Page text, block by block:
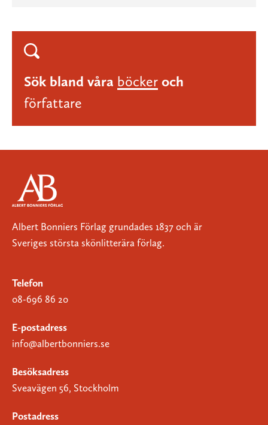
Sök bland våra böcker och
författare
Albert Bonniers Förlag grundades 1837 och är
Sveriges största skönlitterära förlag.
Telefon
08-696 86 20
E-postadress
info@albertbonniers.se
Besöksadress
Sveavägen 56, Stockholm
Postadress